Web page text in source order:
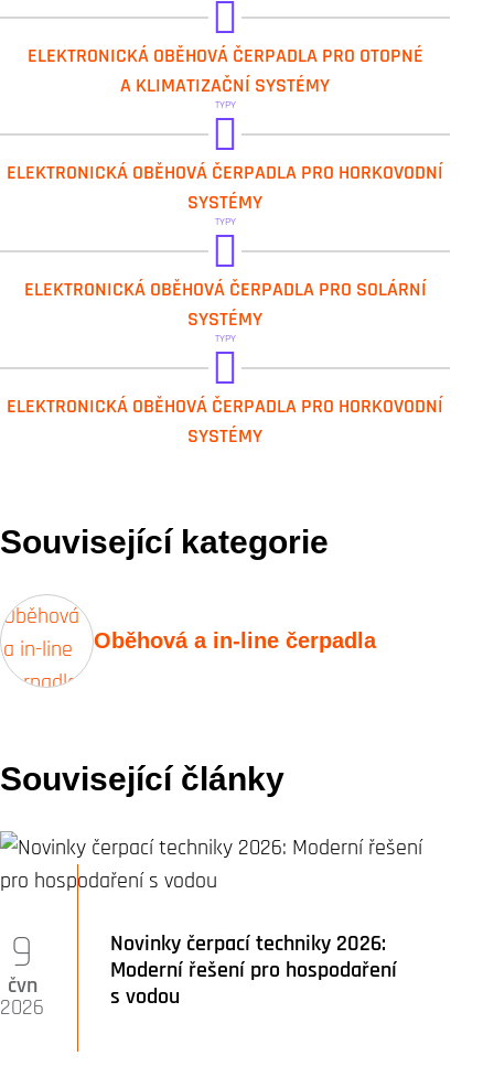
ELEKTRONICKÁ OBĚHOVÁ ČERPADLA PRO OTOPNÉ
A KLIMATIZAČNÍ SYSTÉMY
TYPY
ELEKTRONICKÁ OBĚHOVÁ ČERPADLA PRO HORKOVODNÍ
SYSTÉMY
TYPY
ELEKTRONICKÁ OBĚHOVÁ ČERPADLA PRO SOLÁRNÍ
SYSTÉMY
TYPY
ELEKTRONICKÁ OBĚHOVÁ ČERPADLA PRO HORKOVODNÍ
SYSTÉMY
Související kategorie
Oběhová a in-line čerpadla
Související články
Novinky čerpací techniky 2026:
Moderní řešení pro hospodaření
s vodou
9
čvn
2026